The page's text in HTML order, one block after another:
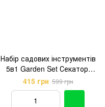
Набір садових інструментів
5в1 Garden Set Секатор,
Ножиці, Пилка, Ножівка
415 грн 599 грн